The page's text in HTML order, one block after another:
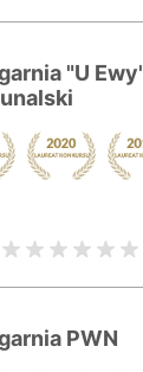
"U
PWN